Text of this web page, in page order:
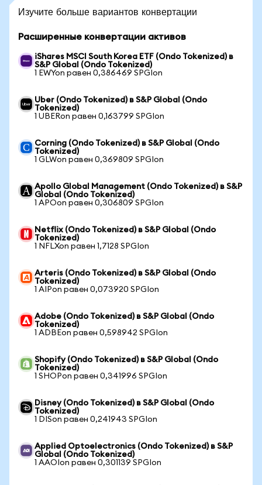
Изучите больше вариантов конвертации
Расширенные конвертации активов
iShares MSCI South Korea ETF (Ondo Tokenized) в
S&P Global (Ondo Tokenized)
1 EWYon равен 0,386469 SPGIon
Uber (Ondo Tokenized) в S&P Global (Ondo
Tokenized)
1 UBERon равен 0,163799 SPGIon
Corning (Ondo Tokenized) в S&P Global (Ondo
Tokenized)
1 GLWon равен 0,369809 SPGIon
Apollo Global Management (Ondo Tokenized) в S&P
Global (Ondo Tokenized)
1 APOon равен 0,306809 SPGIon
Netflix (Ondo Tokenized) в S&P Global (Ondo
Tokenized)
1 NFLXon равен 1,7128 SPGIon
Arteris (Ondo Tokenized) в S&P Global (Ondo
Tokenized)
1 AIPon равен 0,073920 SPGIon
Adobe (Ondo Tokenized) в S&P Global (Ondo
Tokenized)
1 ADBEon равен 0,598942 SPGIon
Shopify (Ondo Tokenized) в S&P Global (Ondo
Tokenized)
1 SHOPon равен 0,341996 SPGIon
Disney (Ondo Tokenized) в S&P Global (Ondo
Tokenized)
1 DISon равен 0,241943 SPGIon
Applied Optoelectronics (Ondo Tokenized) в S&P
Global (Ondo Tokenized)
1 AAOIon равен 0,301139 SPGIon